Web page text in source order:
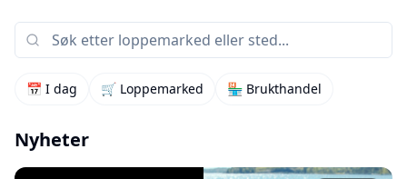
📅 I dag 🛒 Loppemarked 🏪 Brukthandel
Nyheter